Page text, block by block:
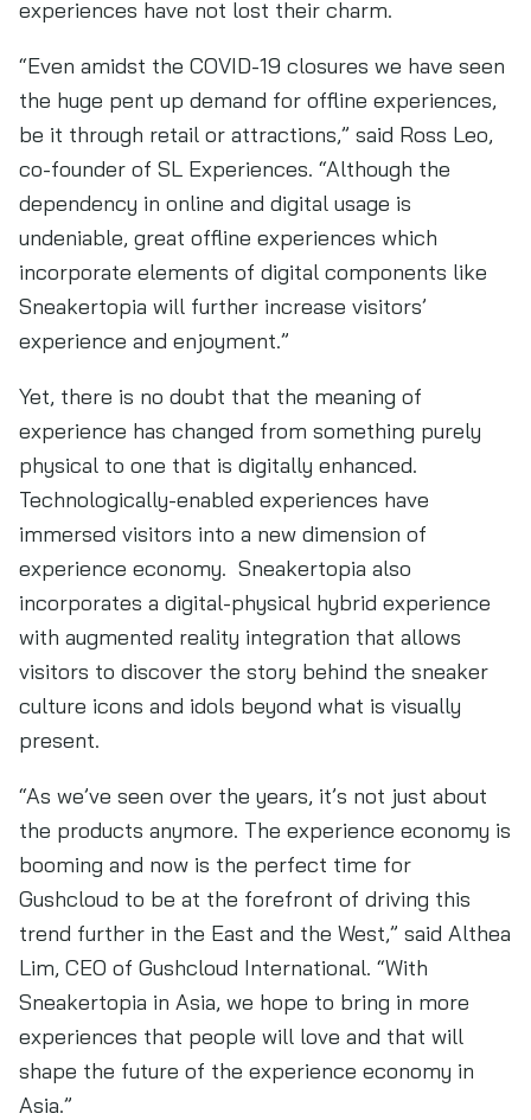
experiences have not lost their charm.
“Even amidst the COVID-19 closures we have seen
the huge pent up demand for offline experiences,
be it through retail or attractions,” said Ross Leo,
co-founder of SL Experiences. “Although the
dependency in online and digital usage is
undeniable, great offline experiences which
incorporate elements of digital components like
Sneakertopia will further increase visitors’
experience and enjoyment.”
Yet, there is no doubt that the meaning of
experience has changed from something purely
physical to one that is digitally enhanced.
Technologically-enabled experiences have
immersed visitors into a new dimension of
experience economy. Sneakertopia also
incorporates a digital-physical hybrid experience
with augmented reality integration that allows
visitors to discover the story behind the sneaker
culture icons and idols beyond what is visually
present.
“As we’ve seen over the years, it’s not just about
the products anymore. The experience economy is
booming and now is the perfect time for
Gushcloud to be at the forefront of driving this
trend further in the East and the West,” said Althea
Lim, CEO of Gushcloud International. “With
Sneakertopia in Asia, we hope to bring in more
experiences that people will love and that will
shape the future of the experience economy in
Asia.”